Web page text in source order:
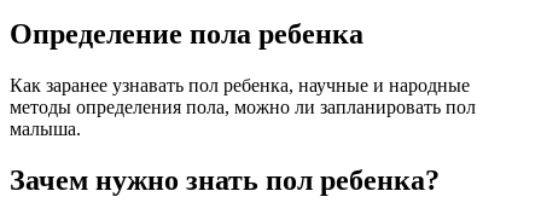
Определение пола ребенка
Как заранее узнавать пол ребенка, научные и народные
методы определения пола, можно ли запланировать пол
малыша.
Зачем нужно знать пол ребенка?